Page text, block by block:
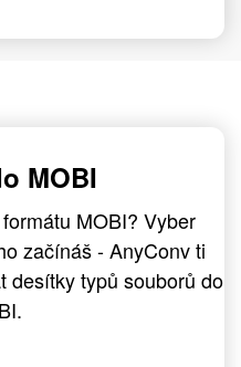
MOBI
MOBI? Vyber
začínáš - AnyConv ti
desítky typů souborů do